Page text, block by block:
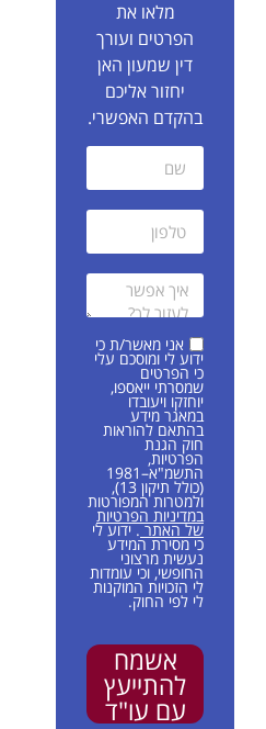
מלאו את
הפרטים ועורך
דין שמעון האן
יחזור אליכם
בהקדם האפשרי.
אני מאשר/ת כי
ידוע לי ומוסכם עלי
כי הפרטים
שמסרתי ייאספו,
יוחזקו ויעובדו
במאגר מידע
בהתאם להוראות
חוק הגנת
הפרטיות,
התשמ"א–1981
(כולל תיקון 13),
ולמטרות המפורטות
במדיניות הפרטיות
של האתר. ידוע לי
כי מסירת המידע
נעשית מרצוני
החופשי, וכי עומדות
לי הזכויות המוקנות
לי לפי החוק.
אשמח
להתייעץ
עם עו"ד